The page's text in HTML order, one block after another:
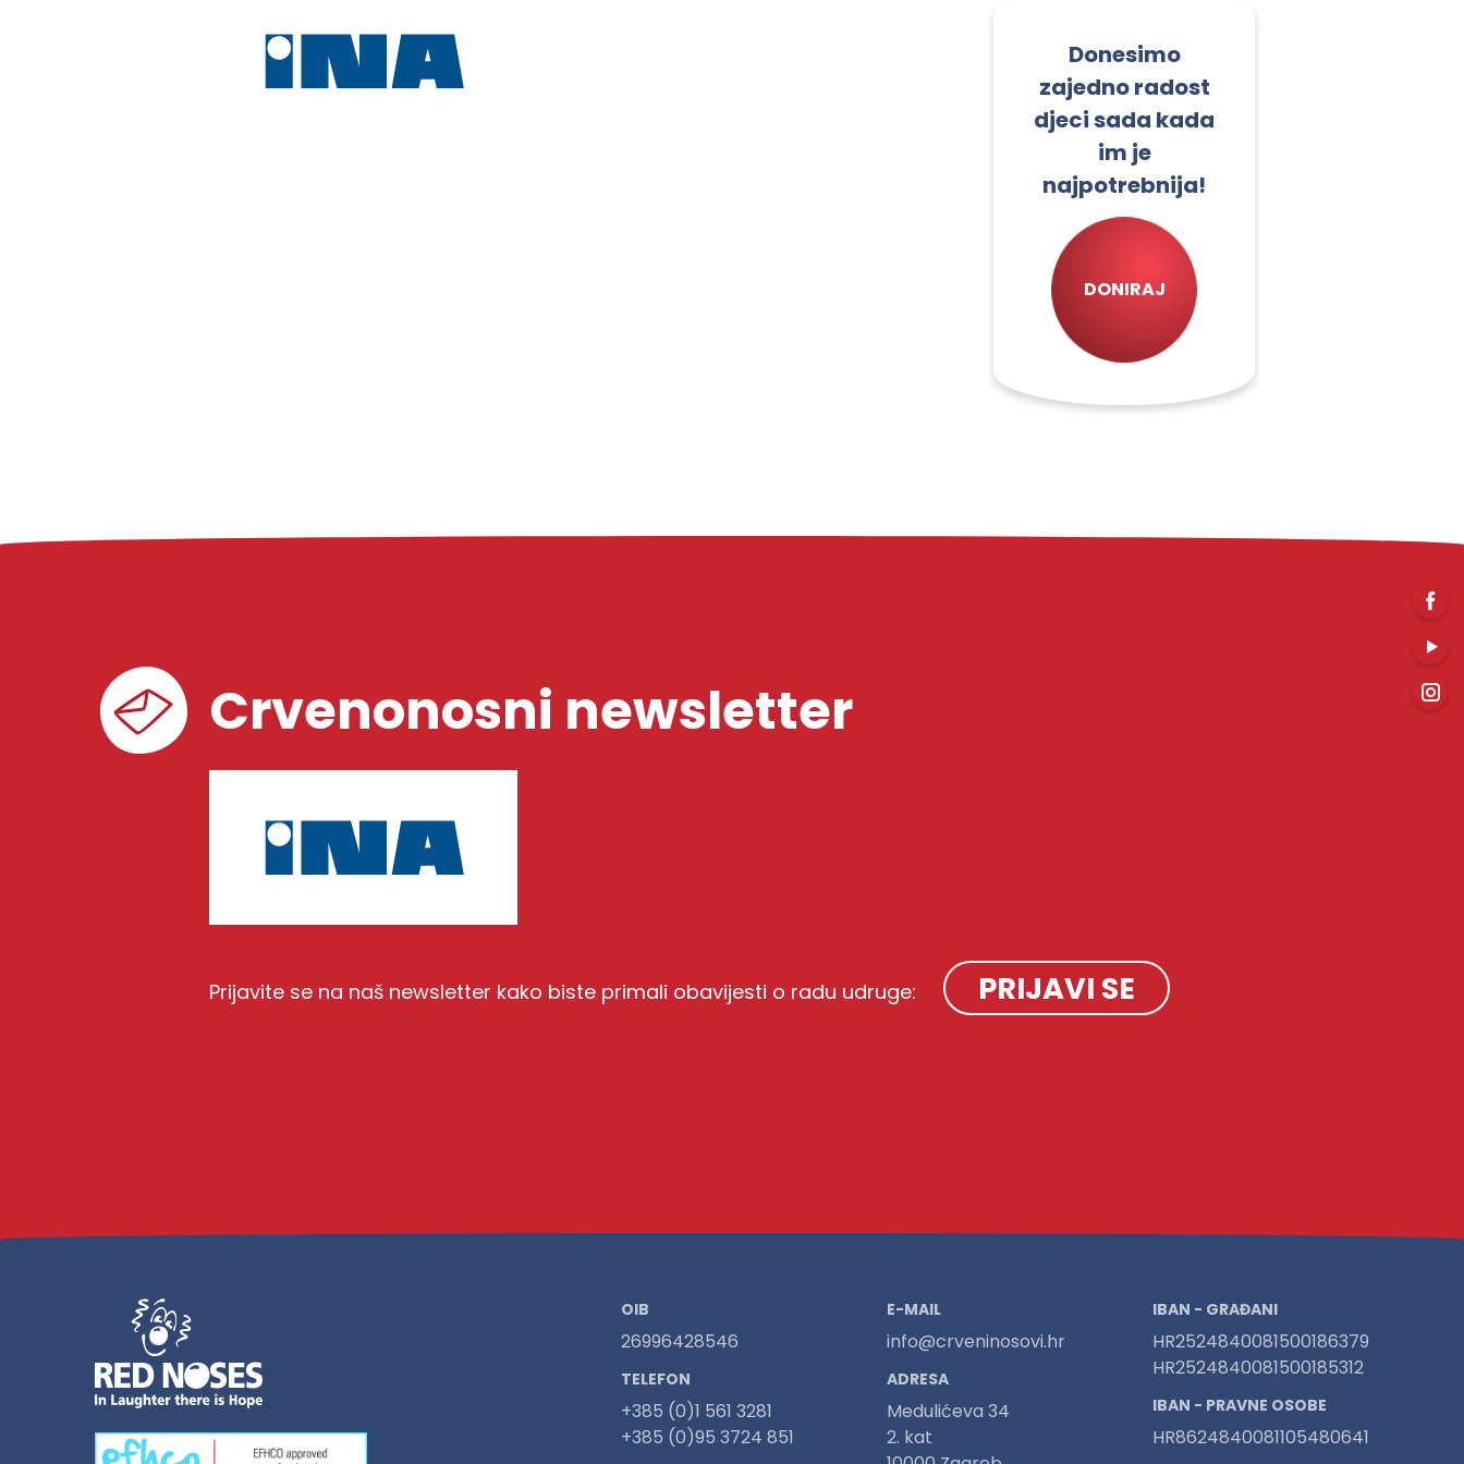
Donesimo
zajedno radost
djeci sada kada
im je
najpotrebnija!
DONIRAJ
Crvenonosni newsletter
Prijavite se na naš newsletter kako biste primali obavijesti o radu udruge: PRIJAVI SE
OIB
26996428546
TELEFON
+385 (0)1 561 3281
+385 (0)95 3724 851
E-MAIL
info@crveninosovi.hr
ADRESA
Medulićeva 34
2. kat
IBAN - GRAĐANI
HR2524840081500186379
HR2524840081500185312
IBAN - PRAVNE OSOBE
HR8624840081105480641